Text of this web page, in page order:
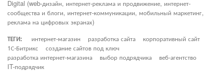
Digital (web-дизайн, интернет-реклама и продвижение, интернет-
сообщества и блоги, интернет-коммуникации, мобильный маркетинг,
реклама на цифровых экранах)
ТЕГИ:
интернет-магазин разработка сайта
корпоративный сайт
1С-Битрикс
создание сайтов под ключ
разработка интернет-магазина
выбор подрядчика
веб-агентство
IT-подрядчик